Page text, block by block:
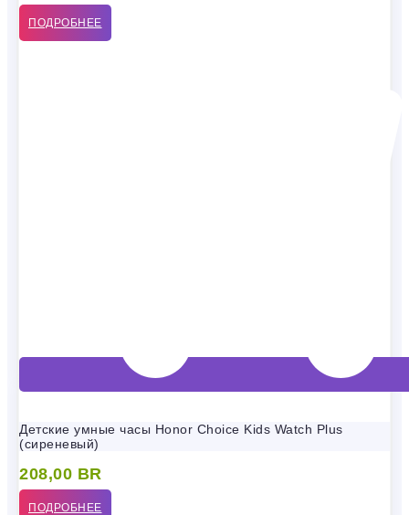
ПОДРОБНЕЕ
Детские умные часы Honor Choice Kids Watch Plus
(сиреневый)
208,00 BR
ПОДРОБНЕЕ